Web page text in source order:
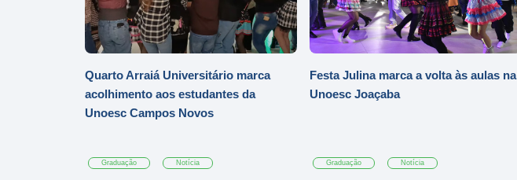
Quarto Arraiá Universitário marca
acolhimento aos estudantes da
Unoesc Campos Novos
Graduação Notícia
Festa Julina marca a volta às aulas na
Unoesc Joaçaba
Graduação Notícia